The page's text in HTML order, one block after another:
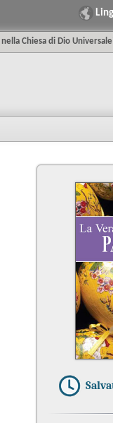
nella Chiesa di Dio Universale